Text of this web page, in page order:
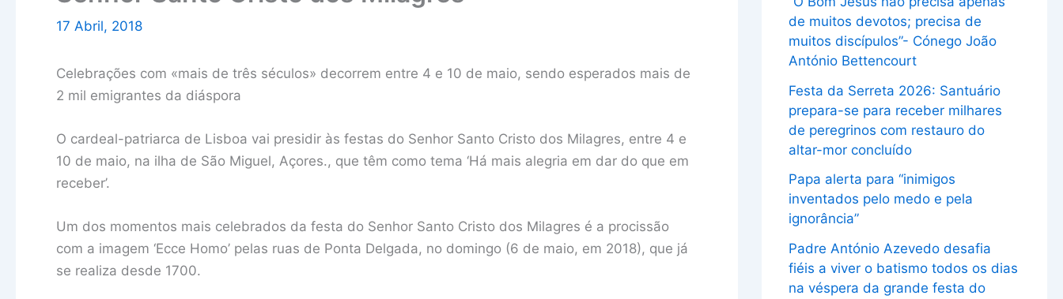
17 Abril, 2018
Celebrações com «mais de três séculos» decorrem entre 4 e 10 de maio, sendo esperados mais de
2 mil emigrantes da diáspora
O cardeal-patriarca de Lisboa vai presidir às festas do Senhor Santo Cristo dos Milagres, entre 4 e
10 de maio, na ilha de São Miguel, Açores., que têm como tema ‘Há mais alegria em dar do que em
receber’.
Um dos momentos mais celebrados da festa do Senhor Santo Cristo dos Milagres é a procissão
com a imagem ‘Ecce Homo’ pelas ruas de Ponta Delgada, no domingo (6 de maio, em 2018), que já
se realiza desde 1700.
de muitos devotos; precisa de
muitos discípulos”- Cónego João
António Bettencourt
Festa da Serreta 2026: Santuário
prepara-se para receber milhares
de peregrinos com restauro do
altar-mor concluído
Papa alerta para “inimigos
inventados pelo medo e pela
ignorância”
Padre António Azevedo desafia
fiéis a viver o batismo todos os dias
na véspera da grande festa do